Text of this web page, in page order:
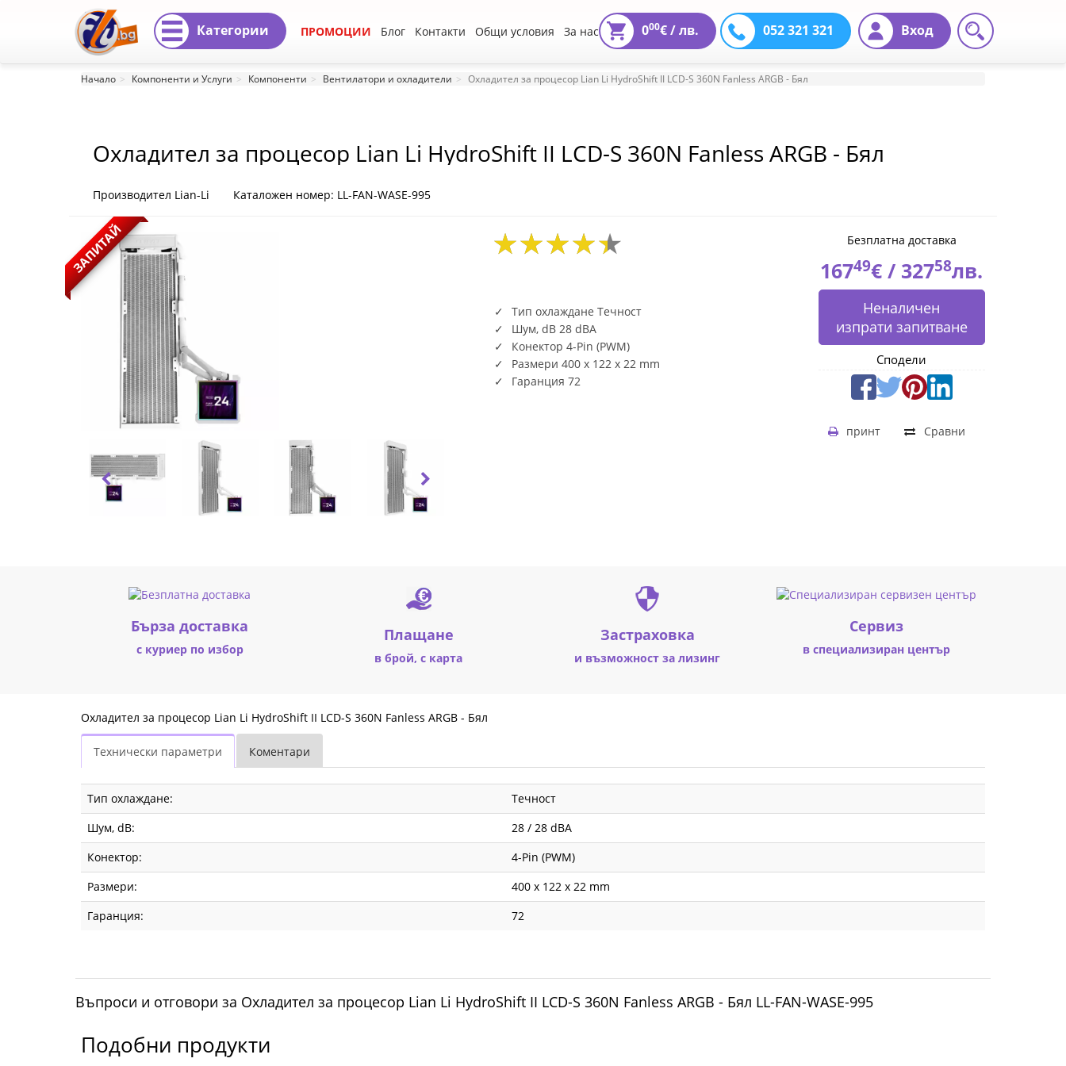
Охладител
Lian
Li
HydroShift
II
LCD-
360N
Fanless
ARGB
Бял
LL-
Fly.bg
Категории ПРОМОЦИИ Блог Контакти Общи условия За нас Вход
052 321 321
000€ /лв.
Начало Компоненти и Услуги Компоненти Вентилатори и охладители Охладител за процесор Lian Li HydroShift II LCD-S 360N Fanless ARGB - Бял
Охладител за процесор Lian Li HydroShift II LCD-S 360N Fanless ARGB - Бял
Производител Lian-Li Каталожен номер: LL-FAN-WASE-995
ЗАПИТАЙ
Тип охлаждане Течност
Шум, dB 28 dBA
Конектор 4-Pin (PWM)
Размери 400 x 122 x 22 mm
Гаранция 72
Безплатна доставка
16749€ / 32758лв.
Неналичен
изпрати запитване
Сподели
Сравни
принт
Бърза доставка
с куриер по избор
Плащане
в брой, с карта
Застраховка
и възможност за лизинг
Cервиз
в специализиран център
Охладител за процесор Lian Li HydroShift II LCD-S 360N Fanless ARGB - Бял
Технически параметри Коментари
Тип охлаждане:
Течност
Шум, dB:
28 / 28 dBA
Конектор:
4-Pin (PWM)
Размери:
400 x 122 x 22 mm
Гаранция:
72
Въпроси и отговори за Охладител за процесор Lian Li HydroShift II LCD-S 360N Fanless ARGB - Бял LL-FAN-WASE-995
Подобни продукти